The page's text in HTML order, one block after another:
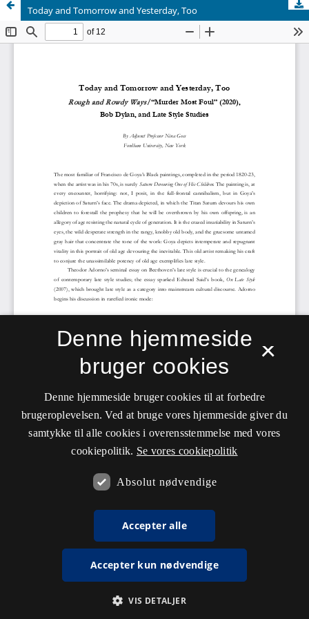
Today and Tomorrow and Yesterday, Too
×
Denne hjemmeside
bruger cookies
Denne hjemmeside bruger cookies til at forbedre
brugeroplevelsen. Ved at bruge vores hjemmeside giver du
samtykke til alle cookies i overensstemmelse med vores
cookiepolitik. Se vores cookiepolitik
Absolut nødvendige
Accepter alle
Accepter kun nødvendige
VIS DETALJER